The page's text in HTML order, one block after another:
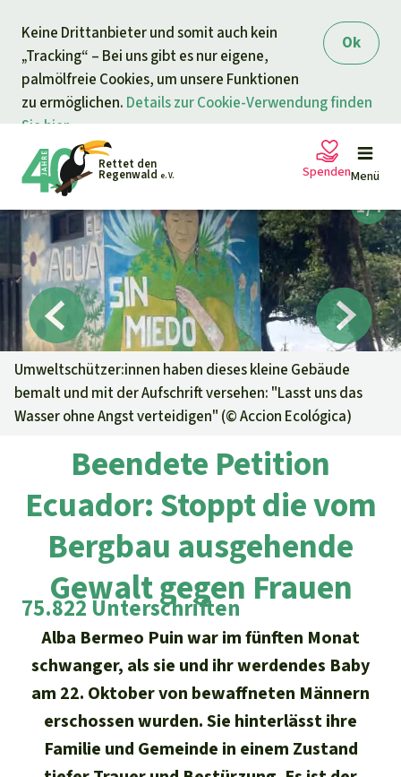
Ok
Keine Drittanbieter und somit auch kein
„Tracking“ – Bei uns gibt es nur eigene,
palmölfreie Cookies, um unsere Funktionen
zu ermöglichen. Details zur Cookie-Verwendung finden
Sie hier.
springen
Rettet den
Regenwald e. V. Menü
Petitionen
Projekte
Informieren
Aktuelles
Alle News
Kids
Newsletter­anmeldung
Unsere Themen
Biodiversität
Schutzgebiete
Palmöl
Biokraftstoff
Regenwald Report
Aktuelle Ausgabe
01/2026
04/2025
03/2025
02/2025
Erfolge
Shop
Überuns
Über uns
Der Verein
40 Jahre Vereins­geschichte
Jahresberichte
Medien
Presse
Presse-Echo
Widget einbinden
Suche
Deutsch
English
Español
Spenden
Ihre Spende hilft
Allgemeine Spende
Dringender Spendenaufruf
Regenwald-Urkunden
Fragen & Antworten
Testament
Spendenkonto
Rettet den
Regenwald e. V.
DE11 4306 09672025
GENODEM1GLS
GLS Bank
IBAN kopieren
Spenden für ein Thema
Umweltschützer:innen haben dieses kleine Gebäude
bemalt und mit der Aufschrift versehen: "Lasst uns das
Wasser ohne Angst verteidigen" (©Accion Ecológica)
Beendete Petition
Ecuador: Stoppt die vom
Bergbau ausgehende
Gewalt gegen Frauen
75.822 Unterschriften
Alba Bermeo Puin war im fünften Monat
schwanger, als sie und ihr werdendes Baby
am 22. Oktober von bewaffneten Männern
erschossen wurden. Sie hinterlässt ihre
Familie und Gemeinde in einem Zustand